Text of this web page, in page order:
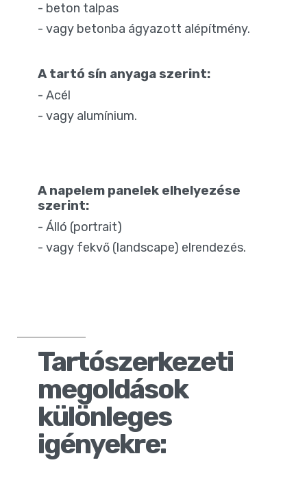
- beton talpas
- vagy betonba ágyazott alépítmény.
A tartó sín anyaga szerint:
- Acél
- vagy alumínium.
A napelem panelek elhelyezése
szerint:
- Álló (portrait)
- vagy fekvő (landscape) elrendezés.
Tartószerkezeti
megoldások
különleges
igényekre: